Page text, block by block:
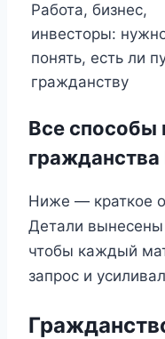
Работа, бизнес,
инвесторы:
понять, есть ли
гражданству
Все способы
гражданства
Ниже — краткое
Детали
чтобы каждый
запрос и